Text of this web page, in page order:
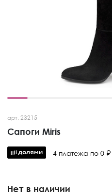
арт. 23215
Сапоги Miris
4 платежа по 0 ₽
Нет в наличии